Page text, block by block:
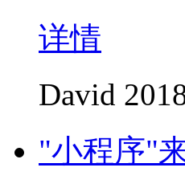
详情
David
"小程序"